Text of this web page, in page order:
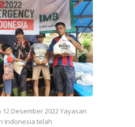
Desember 2022 Yayasan
Indonesia telah